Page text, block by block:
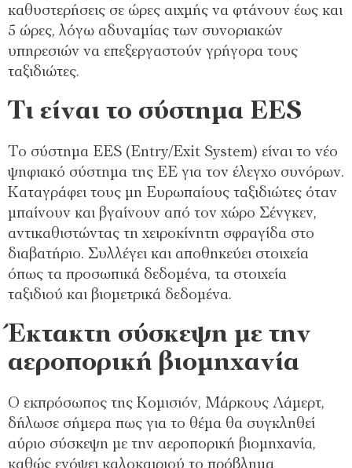
καθυστερήσεις σε ώρες αιχμής να φτάνουν έως και
5 ώρες, λόγω αδυναμίας των συνοριακών
υπηρεσιών να επεξεργαστούν γρήγορα τους
ταξιδιώτες.
Τι είναι το σύστημα EES
Το σύστημα EES (Entry/Exit System) είναι το νέο
ψηφιακό σύστημα της ΕΕ για τον έλεγχο συνόρων.
Καταγράφει τους μη Ευρωπαίους ταξιδιώτες όταν
μπαίνουν και βγαίνουν από τον χώρο Σένγκεν,
αντικαθιστώντας τη χειροκίνητη σφραγίδα στο
διαβατήριο. Συλλέγει και αποθηκεύει στοιχεία
όπως τα προσωπικά δεδομένα, τα στοιχεία
ταξιδιού και βιομετρικά δεδομένα.
Έκτακτη σύσκεψη με την
αεροπορική βιομηχανία
Ο εκπρόσωπος της Κομισιόν, Μάρκους Λάμερτ,
δήλωσε σήμερα πως για το θέμα θα συγκληθεί
αύριο σύσκεψη με την αεροπορική βιομηχανία,